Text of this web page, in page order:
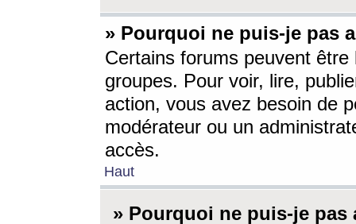
» Pourquoi ne puis-je pas
Certains forums peuvent être
groupes. Pour voir, lire,
action, vous avez besoin de
modérateur ou un
accès.
Haut
» Pourquoi ne puis-je